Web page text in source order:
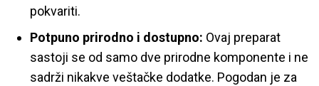
pokvariti.
Potpuno prirodno i dostupno: Ovaj preparat
sastoji se od samo dve prirodne komponente i ne
sadrži nikakve veštačke dodatke. Pogodan je za